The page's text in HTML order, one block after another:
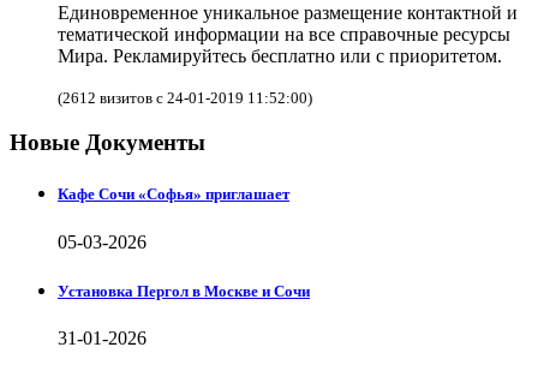
Единовременное уникальное размещение контактной и
тематической информации на все справочные ресурсы
Мира. Рекламируйтесь бесплатно или с приоритетом.
(2612 визитов с 24-01-2019 11:52:00)
Новые Документы
Кафе Сочи «Софья» приглашает
05-03-2026
Установка Пергол в Москве и Сочи
31-01-2026